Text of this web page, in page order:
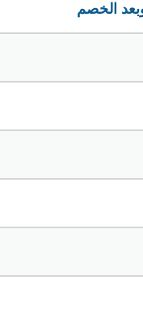
الخصم